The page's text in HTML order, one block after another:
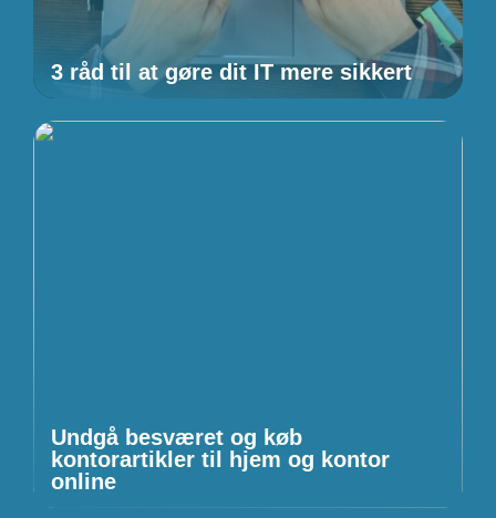
3 råd til at gøre dit IT mere sikkert
Undgå besværet og køb
kontorartikler til hjem og kontor
online